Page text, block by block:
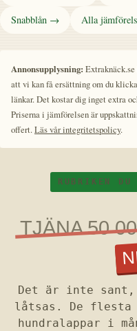
Snabblån → Alla
Annonsupplysning:
att vi kan få ersättning om du
länkar. Det kostar dig inget extra
Priserna i jämförelsen är
offert.Läs vår integritetspolicy.
RUBRIKEN DU
TJÄNA 50
Det är inte
låtsas. De flesta
hundralappar i